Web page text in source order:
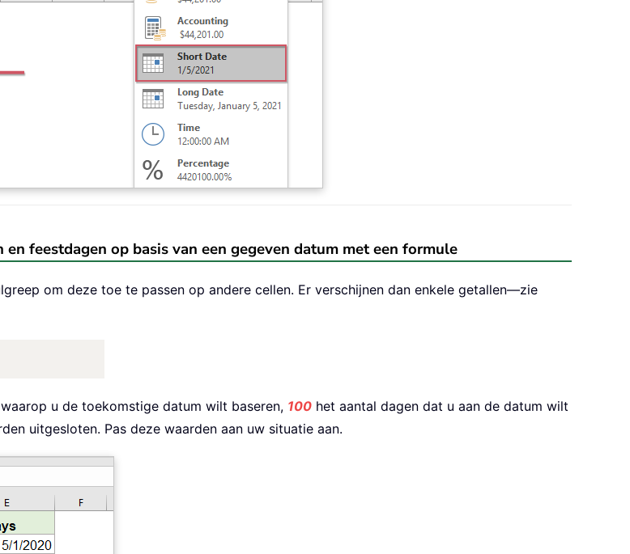
feestdagen op basis van een gegeven datum met een formule
om deze toe te passen op andere cellen. Er verschijnen dan enkele getallen—zie
u de toekomstige datum wilt baseren, 100 het aantal dagen dat u aan de datum wilt
uitgesloten. Pas deze waarden aan uw situatie aan.